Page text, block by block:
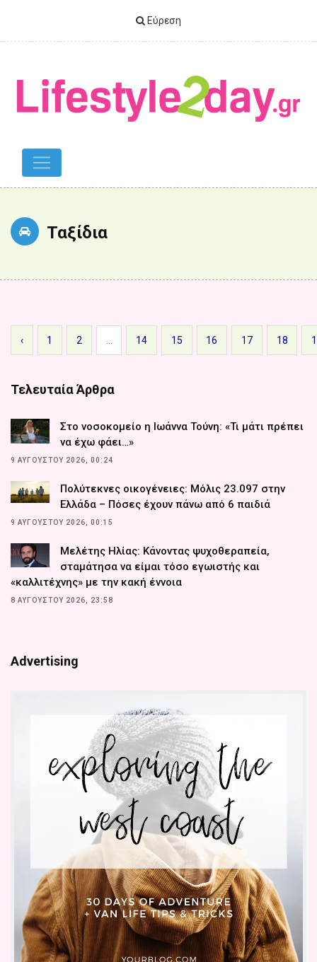
Εύρεση
Ταξίδια
‹ 1 2 14 15 16 17 18
Τελευταία Άρθρα
Στο νοσοκομείο η Ιωάννα Τούνη: «Τι μάτι πρέπει
να έχω φάει…»
9 ΑΥΓΟΎΣΤΟΥ 2026, 00:24
Πολύτεκνες οικογένειες: Μόλις 23.097 στην
Ελλάδα – Πόσες έχουν πάνω από 6 παιδιά
9 ΑΥΓΟΎΣΤΟΥ 2026, 00:15
Μελέτης Ηλίας: Κάνοντας ψυχοθεραπεία,
σταμάτησα να είμαι τόσο εγωιστής και
«καλλιτέχνης» με την κακή έννοια
8 ΑΥΓΟΎΣΤΟΥ 2026, 23:58
Advertising